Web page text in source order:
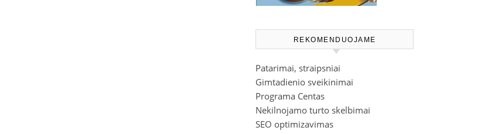
REKOMENDUOJAME
Patarimai, straipsniai
Gimtadienio sveikinimai
Programa Centas
Nekilnojamo turto skelbimai
SEO optimizavimas